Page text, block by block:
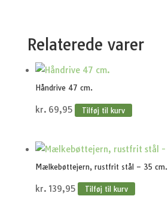
Relaterede varer
Håndrive 47 cm.
kr. 69,95 Tilføj til kurv
Mælkebøttejern, rustfrit stål – 35 cm.
kr. 139,95 Tilføj til kurv